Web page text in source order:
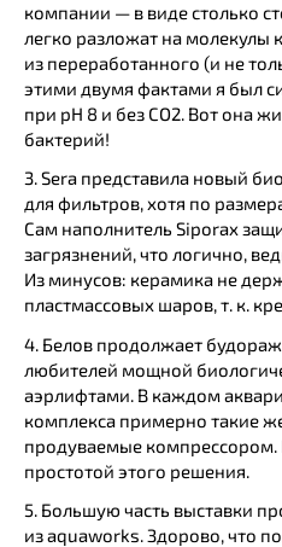
компании — в виде столько
легко разложат на молекулы
из переработанного (и не
этими двумя фактами я был
при рН 8 и без СО2. Вот она
бактерий!
3. Sera представила новый
для фильтров, хотя по
Сам наполнитель Siporax
загрязнений, что логично,
Из минусов: керамика не
пластмассовых шаров, т. к.
4. Белов продолжает
любителей мощной
аэрлифтами. В каждом
комплекса примерно такие
продуваемые
простотой этого решения.
5. Большую часть выставки
из aquaworks. Здорово, что